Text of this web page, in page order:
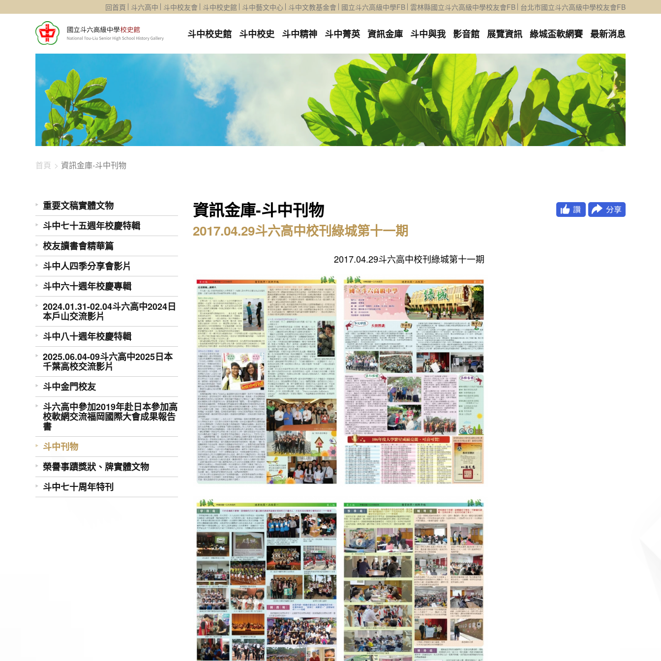
回首頁 斗六高中 斗中校友會 斗中校史館 斗中藝文中心 斗中文教基金會 國立斗六高級中學FB 雲林縣國立斗六高級中學校友會FB 台北市國立斗六高級中學校友會FB
斗中校史館 斗中校史 斗中精神 斗中菁英 資訊金庫 斗中與我 影音館 展覽資訊 綠城盃軟網賽 最新消息
首頁 資訊金庫-斗中刊物
重要文稿實體文物
斗中七十五週年校慶特輯
校友讀書會精華篇
斗中人四季分享會影片
斗中六十週年校慶專輯
2024.01.31-02.04斗六高中2024日
本戶山交流影片
斗中八十週年校慶特輯
2025.06.04-09斗六高中2025日本
千葉高校交流影片
斗中金門校友
斗六高中參加2019年赴日本參加高
校軟網交流福岡國際大會成果報告
書
斗中刊物
榮譽事蹟獎狀、牌實體文物
斗中七十周年特刊
資訊金庫-斗中刊物
2017.04.29斗六高中校刊綠城第十一期
2017.04.29斗六高中校刊綠城第十一期